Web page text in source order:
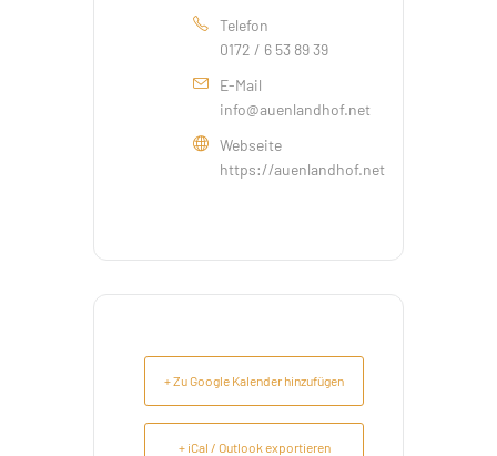
Telefon
0172 / 6 53 89 39
E-Mail
info@auenlandhof.net
Webseite
https://auenlandhof.net
+ Zu Google Kalender hinzufügen
+ iCal / Outlook exportieren